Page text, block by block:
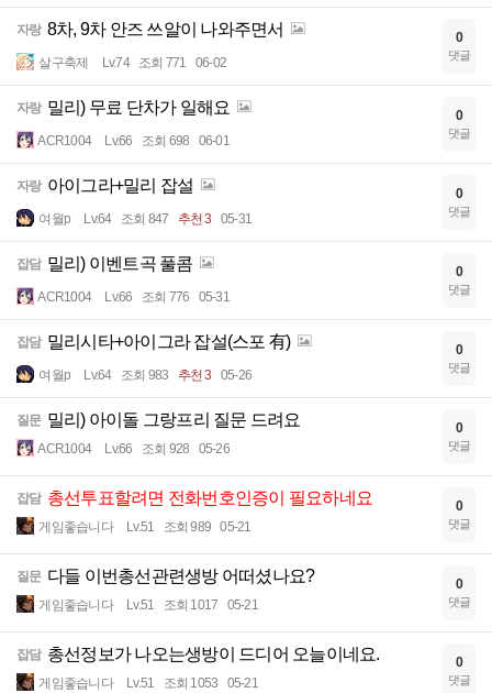
자랑 8차, 9차 안즈 쓰알이 나와주면서
살구축제 Lv.74 조회 771 06-02
0
댓글
자랑 밀리) 무료 단차가 일해요
ACR1004 Lv.66 조회 698 06-01
0
댓글
자랑 아이그라+밀리 잡설
여월p Lv.64 조회 847 추천 3 05-31
0
댓글
잡담 밀리) 이벤트곡 풀콤
ACR1004 Lv.66 조회 776 05-31
0
댓글
잡담 밀리시타+아이그라 잡설(스포 有)
여월p Lv.64 조회 983 추천 3 05-26
0
댓글
질문 밀리) 아이돌 그랑프리 질문 드려요
ACR1004 Lv.66 조회 928 05-26
0
댓글
잡담 총선투표할려면 전화번호인증이 필요하네요
게임좋습니다 Lv.51 조회 989 05-21
0
댓글
질문 다들 이번총선관련생방 어떠셨나요?
게임좋습니다 Lv.51 조회 1017 05-21
0
댓글
잡담 총선정보가 나오는생방이 드디어 오늘이네요.
게임좋습니다 Lv.51 조회 1053 05-21
0
댓글